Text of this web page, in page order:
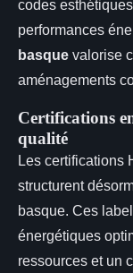
codes
performances
basque valorise
aménagements
Certifications
qualité
Les certifications
structurent
basque. Ces
énergétiques
ressources et un